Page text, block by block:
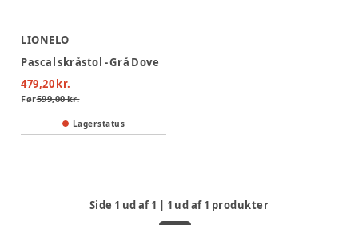
LIONELO
Pascal skråstol - Grå Dove
479,20 kr.
Før599,00 kr.
Lagerstatus
Side 1 ud af1 | 1 ud af1 produkter